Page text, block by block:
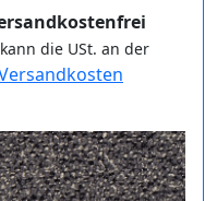
die USt. an der